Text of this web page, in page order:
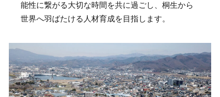
能性に繋がる大切な時間を共に過ごし、桐生から
世界へ羽ばたける人材育成を目指します。